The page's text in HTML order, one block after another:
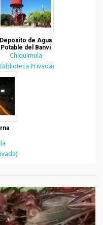
Deposito de Agua
Potable del Banvi
Chiquimula
Privada)